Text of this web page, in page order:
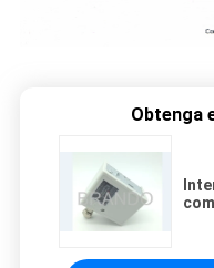
Obtenga